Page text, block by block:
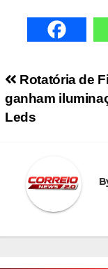
Rotatória de
ganham
Leds